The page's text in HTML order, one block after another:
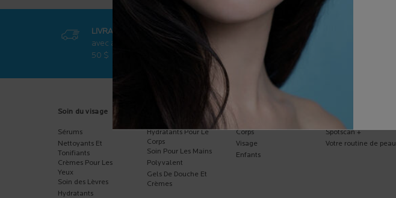
LIVRAISON GRATUITE
avec achat de
50 $
PROMOTIONS
exclusives en ligne
Soin du visage
Sérums
Nettoyants Et
Tonifiants
Crèmes Pour Les
Yeux
Soin des Lèvres
Hydratants
Hydratants Pour Le
Corps
Soin Pour Les Mains
Polyvalent
Gels De Douche Et
Crèmes
Corps
Visage
Enfants
Services
Spotscan +
Votre routine de peau